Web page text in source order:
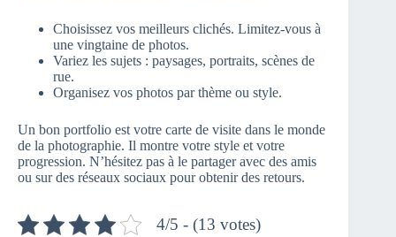
Choisissez vos meilleurs clichés. Limitez-vous à
une vingtaine de photos.
Variez les sujets : paysages, portraits, scènes de
rue.
Organisez vos photos par thème ou style.
Un bon portfolio est votre carte de visite dans le monde
de la photographie. Il montre votre style et votre
progression. N’hésitez pas à le partager avec des amis
ou sur des réseaux sociaux pour obtenir des retours.
4/5 - (13 votes)